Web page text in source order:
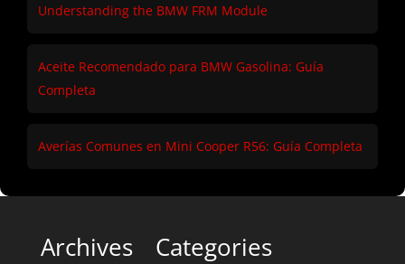
Understanding the BMW FRM Module
Aceite Recomendado para BMW Gasolina: Guía
Completa
Averías Comunes en Mini Cooper R56: Guía Completa
Archives Categories